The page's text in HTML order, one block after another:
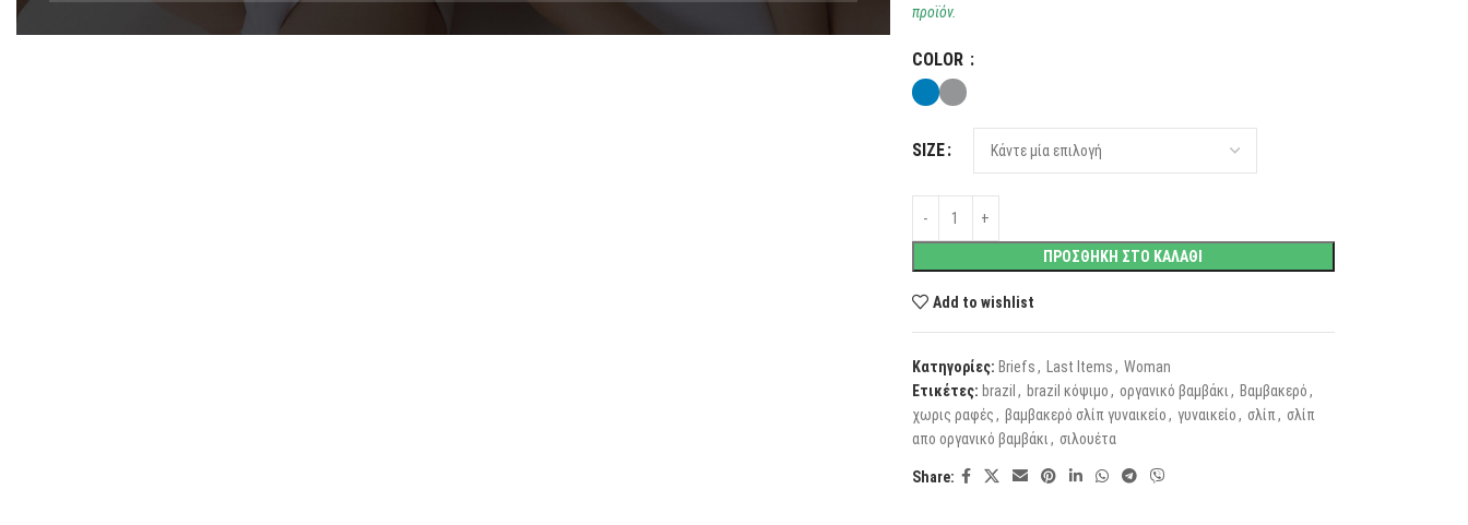
προϊόν.
COLOR
SIZE
ΠΡΟΣΘΗΚΗ ΣΤΟ ΚΑΛΑΘΙ
Add to wishlist
Κατηγορίες: Briefs, Last Items, Woman
Ετικέτες: brazil , brazil κόψιμο, οργανικό βαμβάκι, Βαμβακερό,
χωρις ραφές, βαμβακερό σλίπ γυναικείο, γυναικείο, σλίπ, σλίπ
απο οργανικό βαμβάκι, σιλουέτα
Share: